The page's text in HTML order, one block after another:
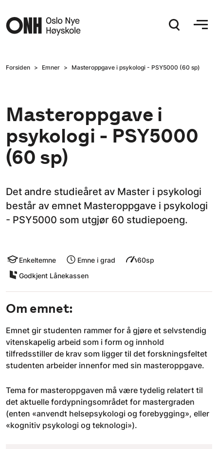
Forsiden Emner Masteroppgave i psykologi - PSY5000 (60 sp)
Masteroppgave i
psykologi - PSY5000
(60 sp)
Det andre studieåret av Master i psykologi
består av emnet Masteroppgave i psykologi
- PSY5000 som utgjør 60 studiepoeng.
Enkeltemne Emne i grad
60sp
Godkjent Lånekassen
Om emnet:
Emnet gir studenten rammer for å gjøre et selvstendig
vitenskapelig arbeid som i form og innhold
tilfredsstiller de krav som ligger til det forskningsfeltet
studenten arbeider innenfor med sin masteroppgave.
Tema for masteroppgaven må være tydelig relatert til
det aktuelle fordypningsområdet for mastergraden
(enten «anvendt helsepsykologi og forebygging», eller
«kognitiv psykologi og teknologi»).